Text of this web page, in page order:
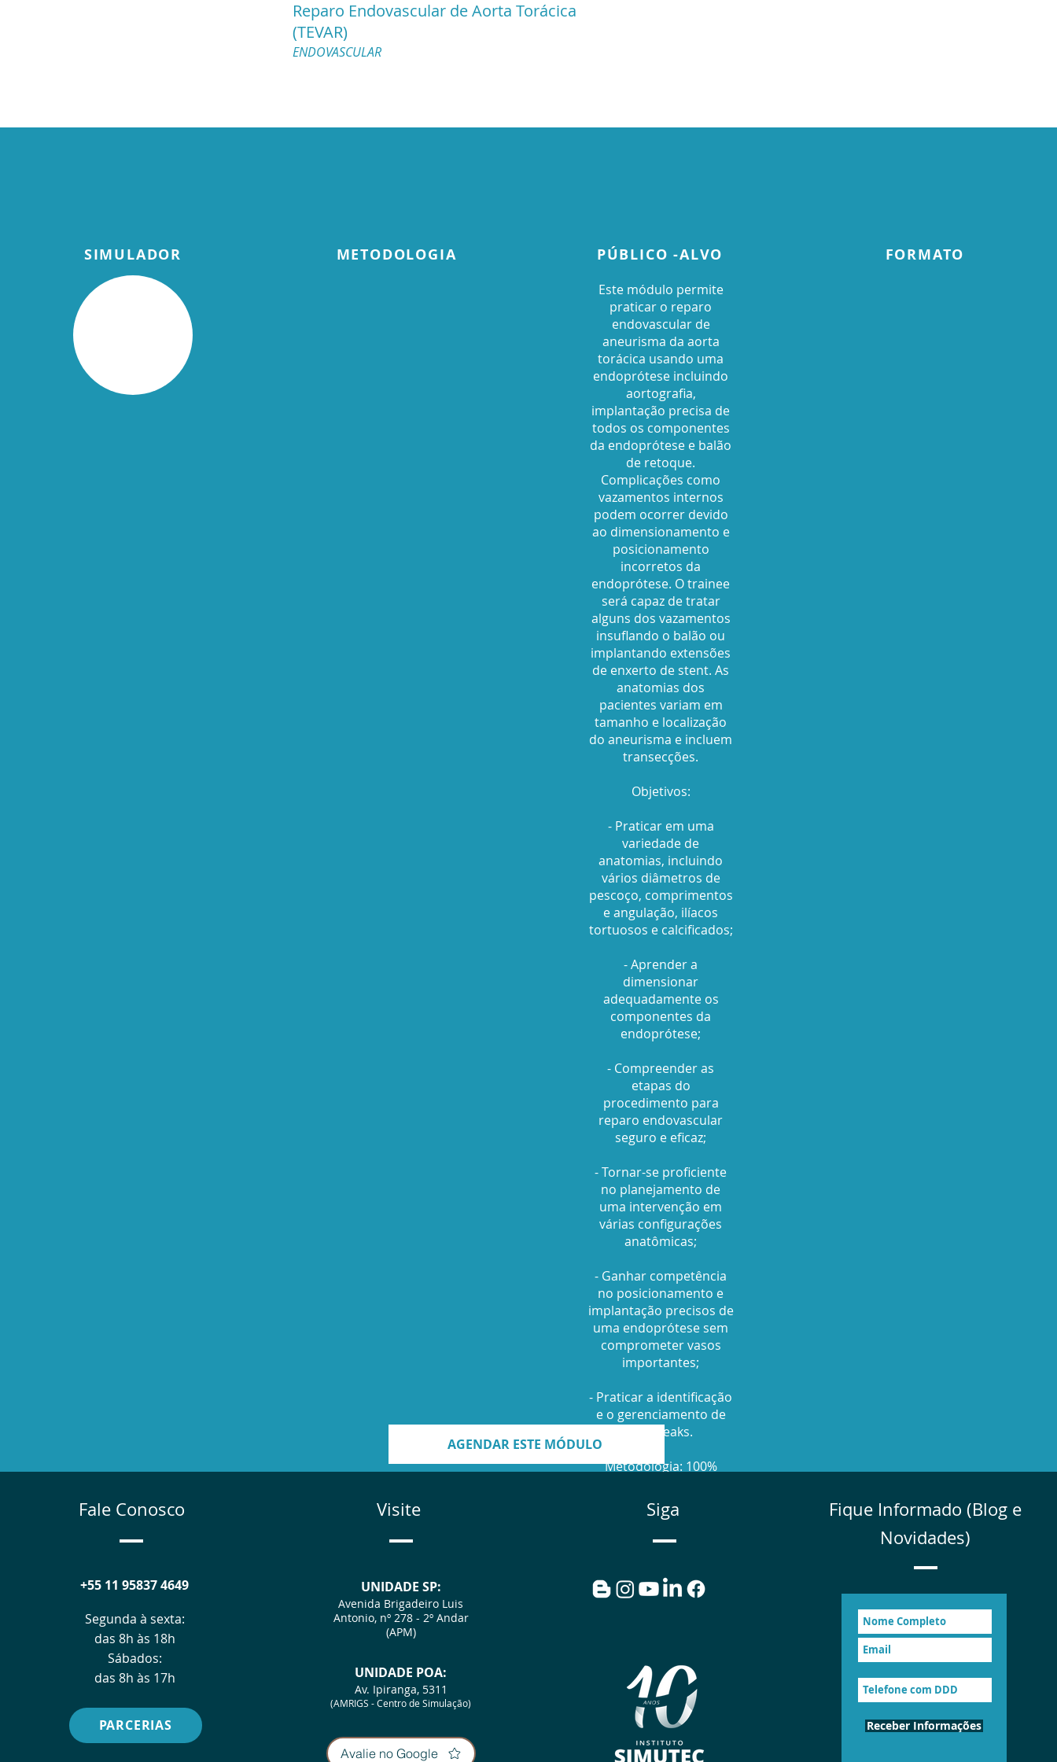
Reparo Endovascular de Aorta Torácica
(TEVAR)
ENDOVASCULAR
SIMULADOR METODOLOGIA PÚBLICO -ALVO
Este módulo permite
praticar o reparo
endovascular de
aneurisma da aorta
torácica usando uma
endoprótese incluindo
aortografia,
implantação precisa de
todos os componentes
da endoprótese e balão
de retoque.
Complicações como
vazamentos internos
podem ocorrer devido
ao dimensionamento e
posicionamento
incorretos da
endoprótese. O trainee
será capaz de tratar
alguns dos vazamentos
insuflando o balão ou
implantando extensões
de enxerto de stent. As
anatomias dos
pacientes variam em
tamanho e localização
do aneurisma e incluem
transecções.
Objetivos:
- Praticar em uma
variedade de
anatomias, incluindo
vários diâmetros de
pescoço, comprimentos
e angulação, ilíacos
tortuosos e calcificados;
- Aprender a
dimensionar
adequadamente os
componentes da
endoprótese;
- Compreender as
etapas do
procedimento para
reparo endovascular
seguro e eficaz;
- Tornar-se proficiente
no planejamento de
uma intervenção em
várias configurações
anatômicas;
- Ganhar competência
no posicionamento e
implantação precisos de
uma endoprótese sem
comprometer vasos
importantes;
- Praticar a identificação
e o gerenciamento de
endoleaks.
Metodologia: 100%
Público-Alvo: Médicos
FORMATO
AGENDAR ESTE MÓDULO
Fale Conosco
+55 11 95837 4649
Segunda à sexta:
das 8h às 18h
Sábados:
das 8h às 17h
PARCERIAS
Visite
UNIDADE SP:
Avenida Brigadeiro Luis
Antonio, nº 278 - 2º Andar
(APM)
UNIDADE POA:
Av. Ipiranga, 5311
(AMRIGS - Centro de Simulação)
Avalie no Google
Siga
Fique Informado (Blog e
Novidades)
Receber Informações